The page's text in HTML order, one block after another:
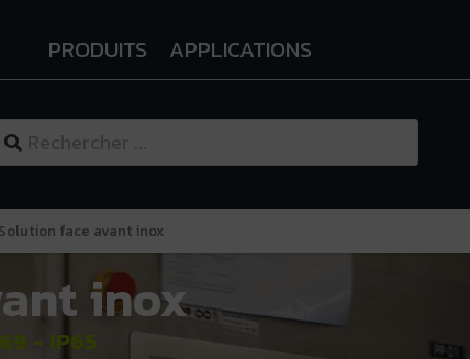
PRODUITS APPLICATIONS
Solution face avant inox
inox
- IP65